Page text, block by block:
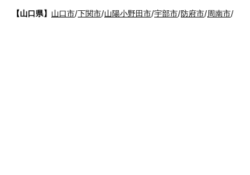
【山口県】 山口市/下関市/山陽小野田市/宇部市/防府市/周南市/